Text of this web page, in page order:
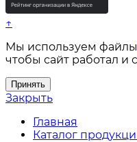
↑
Мы используем файлы
чтобы сайт работал и
Принять
Закрыть
Главная
Каталог